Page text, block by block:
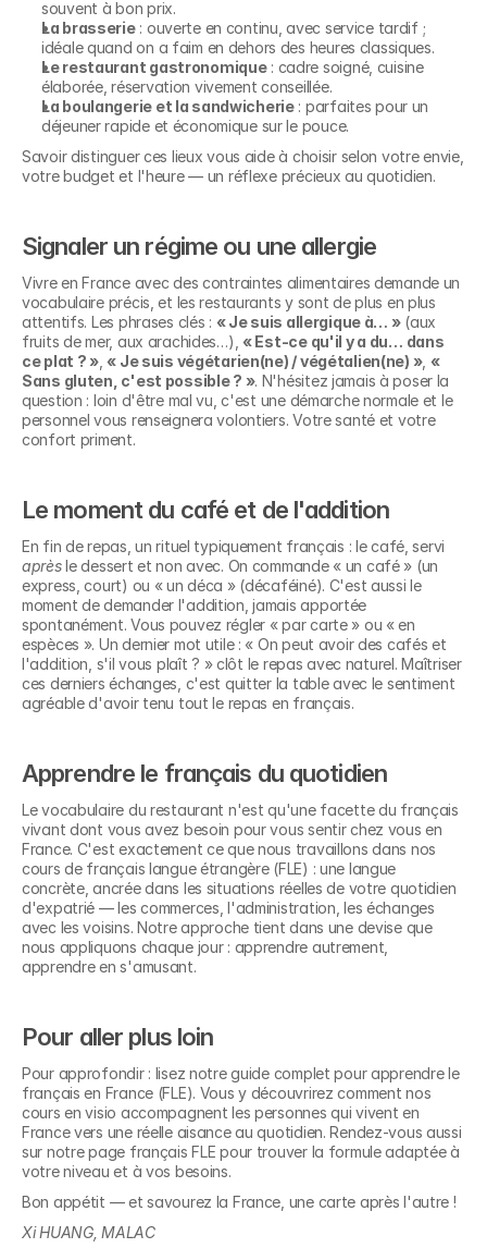
souvent à bon prix.
La brasserie : ouverte en continu, avec service tardif ;
idéale quand on a faim en dehors des heures classiques.
Le restaurant gastronomique : cadre soigné, cuisine
élaborée, réservation vivement conseillée.
La boulangerie et la sandwicherie : parfaites pour un
déjeuner rapide et économique sur le pouce.
Savoir distinguer ces lieux vous aide à choisir selon votre envie,
votre budget et l'heure — un réflexe précieux au quotidien.
Signaler un régime ou une allergie
Vivre en France avec des contraintes alimentaires demande un
vocabulaire précis, et les restaurants y sont de plus en plus
attentifs. Les phrases clés : « Je suis allergique à… » (aux
fruits de mer, aux arachides…), « Est-ce qu'il y a du… dans
ce plat ? », « Je suis végétarien(ne) / végétalien(ne) », «
Sans gluten, c'est possible ? ». N'hésitez jamais à poser la
question : loin d'être mal vu, c'est une démarche normale et le
personnel vous renseignera volontiers. Votre santé et votre
confort priment.
Le moment du café et de l'addition
après le dessert et non avec. On commande « un café » (un
express, court) ou « un déca » (décaféiné). C'est aussi le
moment de demander l'addition, jamais apportée
spontanément. Vous pouvez régler « par carte » ou « en
espèces ». Un dernier mot utile : « On peut avoir des cafés et
l'addition, s'il vous plaît ? » clôt le repas avec naturel. Maîtriser
ces derniers échanges, c'est quitter la table avec le sentiment
agréable d'avoir tenu tout le repas en français.
Apprendre le français du quotidien
Le vocabulaire du restaurant n'est qu'une facette du français
vivant dont vous avez besoin pour vous sentir chez vous en
France. C'est exactement ce que nous travaillons dans nos
cours de français langue étrangère (FLE) : une langue
concrète, ancrée dans les situations réelles de votre quotidien
d'expatrié — les commerces, l'administration, les échanges
avec les voisins. Notre approche tient dans une devise que
nous appliquons chaque jour : apprendre autrement,
apprendre en s'amusant.
Pour aller plus loin
Pour approfondir : lisez notre guide complet pour apprendre le
français en France (FLE). Vous y découvrirez comment nos
cours en visio accompagnent les personnes qui vivent en
France vers une réelle aisance au quotidien. Rendez-vous aussi
sur notre page français FLE pour trouver la formule adaptée à
votre niveau et à vos besoins.
Bon appétit — et savourez la France, une carte après l'autre !
Xi HUANG, MALAC
Découvrez nos
formations en